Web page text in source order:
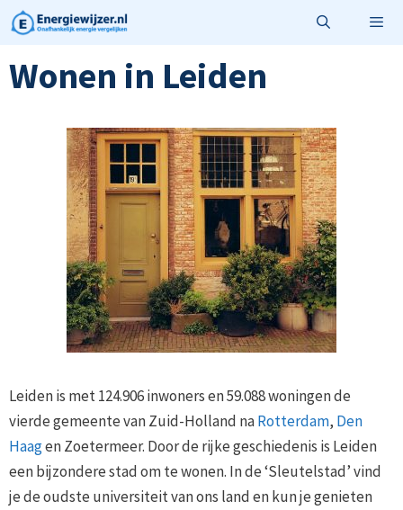
Ga
naar
de
inhoud
Wonen in Leiden
Leiden is met 124.906 inwoners en 59.088 woningen de
vierde gemeente van Zuid-Holland naRotterdam, Den
Haagen Zoetermeer. Door de rijke geschiedenis is Leiden
een bijzondere stad om te wonen. In de ‘Sleutelstad’ vind
je de oudste universiteit van ons land en kun je genieten